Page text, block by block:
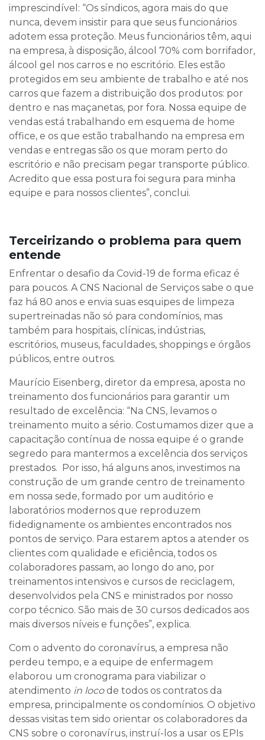
imprescindível: “Os síndicos, agora mais do que
nunca, devem insistir para que seus funcionários
adotem essa proteção. Meus funcionários têm, aqui
na empresa, à disposição, álcool 70% com borrifador,
álcool gel nos carros e no escritório. Eles estão
protegidos em seu ambiente de trabalho e até nos
carros que fazem a distribuição dos produtos: por
dentro e nas maçanetas, por fora. Nossa equipe de
vendas está trabalhando em esquema de home
office, e os que estão trabalhando na empresa em
vendas e entregas são os que moram perto do
escritório e não precisam pegar transporte público.
Acredito que essa postura foi segura para minha
equipe e para nossos clientes”, conclui.
Terceirizando o problema para quem
entende
Enfrentar o desafio da Covid-19 de forma eficaz é
para poucos. A CNS Nacional de Serviços sabe o que
faz há 80 anos e envia suas esquipes de limpeza
supertreinadas não só para condomínios, mas
também para hospitais, clínicas, indústrias,
escritórios, museus, faculdades, shoppings e órgãos
públicos, entre outros.
Maurício Eisenberg, diretor da empresa, aposta no
treinamento dos funcionários para garantir um
resultado de excelência: “Na CNS, levamos o
treinamento muito a sério. Costumamos dizer que a
capacitação contínua de nossa equipe é o grande
segredo para mantermos a excelência dos serviços
prestados. Por isso, há alguns anos, investimos na
construção de um grande centro de treinamento
em nossa sede, formado por um auditório e
laboratórios modernos que reproduzem
fidedignamente os ambientes encontrados nos
pontos de serviço. Para estarem aptos a atender os
clientes com qualidade e eficiência, todos os
colaboradores passam, ao longo do ano, por
treinamentos intensivos e cursos de reciclagem,
desenvolvidos pela CNS e ministrados por nosso
corpo técnico. São mais de 30 cursos dedicados aos
mais diversos níveis e funções”, explica.
Com o advento do coronavírus, a empresa não
perdeu tempo, e a equipe de enfermagem
elaborou um cronograma para viabilizar o
atendimento in locode todos os contratos da
empresa, principalmente os condomínios. O objetivo
dessas visitas tem sido orientar os colaboradores da
CNS sobre o coronavírus, instruí-los a usar os EPIs